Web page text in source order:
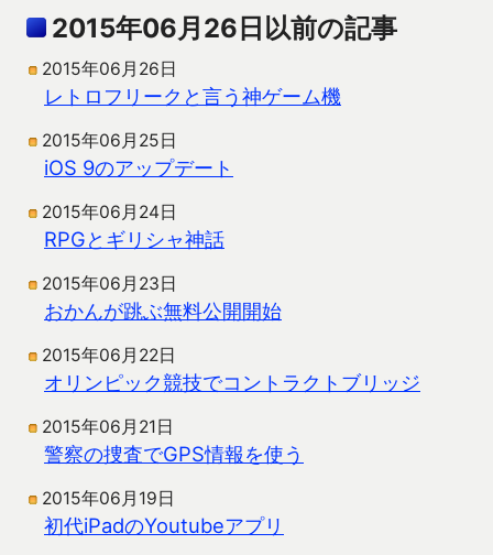
2015年06月26日以前の記事
2015年06月26日
レトロフリークと言う神ゲーム機
2015年06月25日
iOS 9のアップデート
2015年06月24日
RPGとギリシャ神話
2015年06月23日
おかんが跳ぶ無料公開開始
2015年06月22日
オリンピック競技でコントラクトブリッジ
2015年06月21日
警察の捜査でGPS情報を使う
2015年06月19日
初代iPadのYoutubeアプリ